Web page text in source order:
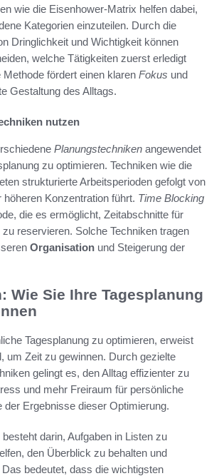
wie die Eisenhower-Matrix helfen dabei,
Kategorien einzuteilen. Durch die
Dringlichkeit und Wichtigkeit können
welche Tätigkeiten zuerst erledigt
fördert einen klaren Fokus und
Gestaltung des Alltags.
nutzen
Planungstechniken angewendet
zu optimieren. Techniken wie die
strukturierte Arbeitsperioden gefolgt von
Konzentration führt. Time Blocking
die es ermöglicht, Zeitabschnitte für
reservieren. Solche Techniken tragen
Organisation und Steigerung der
Wie Sie Ihre Tagesplanung
Tagesplanung zu optimieren, erweist
um Zeit zu gewinnen. Durch gezielte
gelingt es, den Alltag effizienter zu
und mehr Freiraum für persönliche
der Ergebnisse dieser Optimierung.
darin, Aufgaben in Listen zu
den Überblick zu behalten und
bedeutet, dass die wichtigsten